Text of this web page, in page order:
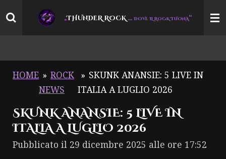
Vai
„THUNDER ROCK… DOVE IL ROCK TUONA“
HOME » ROCK
NEWS
» SKUNK ANANSIE: 5 LIVE IN
ITALIA A LUGLIO 2026
SKUNK ANANSIE: 5 LIVE IN
ITALIA A LUGLIO 2026
Pubblicato il 29 dicembre 2025 alle ore 17:52